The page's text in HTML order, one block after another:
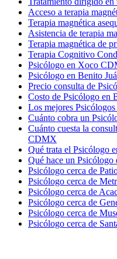
Acceso a terapia
Terapia magnética
Asistencia de terapia
Terapia magnética de
Terapia Cognitivo
Psicólogo en Xoco
Psicólogo en Benito
Precio consulta de
Costo de Psicólogo en
Los mejores
Cuánto cobra un
Cuánto cuesta la
CDMX
Qué trata el Psicólogo
Qué hace un
Psicólogo cerca de
Psicólogo cerca de
Psicólogo cerca de
Psicólogo cerca de
Psicólogo cerca de
Psicólogo cerca de